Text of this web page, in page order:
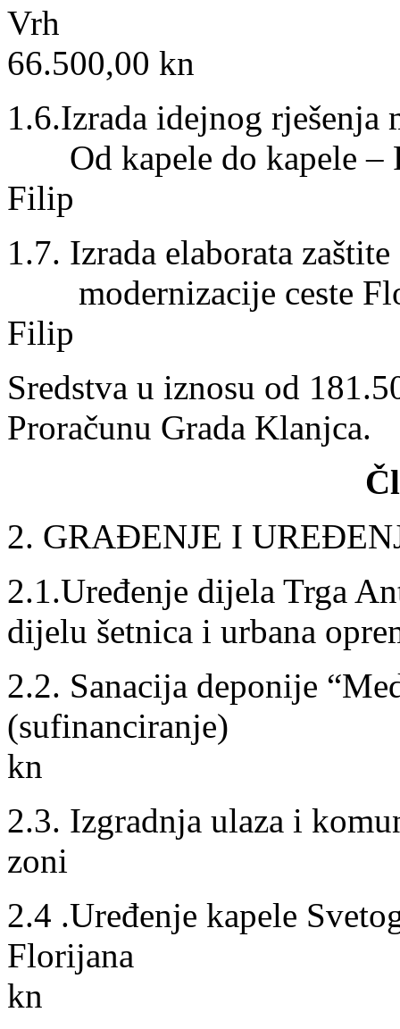
66.500,00 kn
1.6.Izrada idejnog rješenja
Od kapele do kapele –
Filip
1.7. Izrada elaborata
modernizacije ceste
Filip
Sredstva u iznosu od
Proračunu Grada Klanjca.
2. GRAĐENJE I
2.1.Uređenje dijela Trga
dijelu šetnica i urbana
2.2. Sanacija deponije
kn
2.3. Izgradnja ulaza i
zoni
2.4 .Uređenje kapele
kn